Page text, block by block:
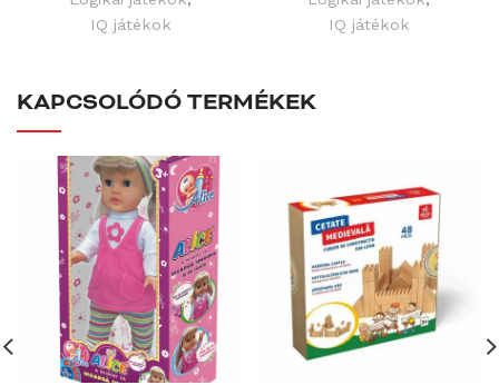
IQ játékok
IQ játékok
KAPCSOLÓDÓ TERMÉKEK